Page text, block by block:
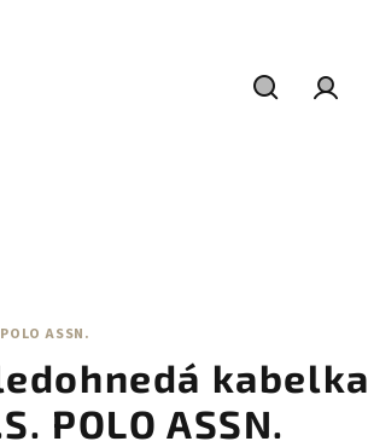
ASSN.
kabelka
POLO ASSN.